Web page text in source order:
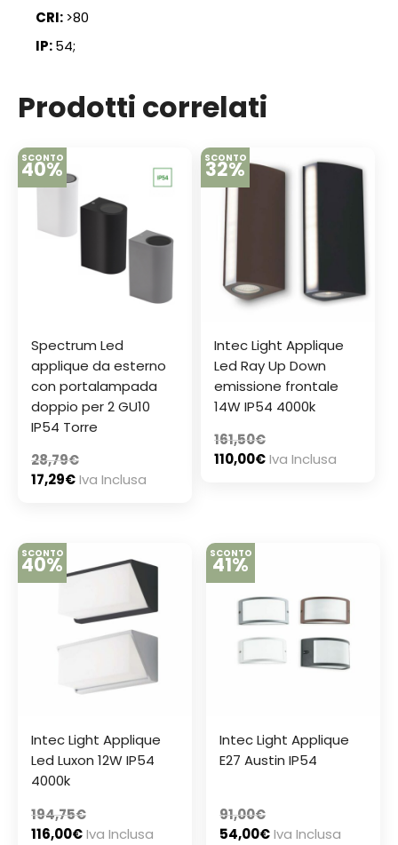
CRI:>80
IP:54;
Prodotti correlati
SCONTO
40%
Spectrum Led
applique da esterno
con portalampada
doppio per 2 GU10
IP54 Torre
28,79€
17,29€Iva Inclusa
SCONTO
32%
Intec Light Applique
Led Ray Up Down
emissione frontale
14W IP54 4000k
161,50€
110,00€Iva Inclusa
SCONTO
40%
Intec Light Applique
Led Luxon 12W IP54
4000k
194,75€
116,00€Iva Inclusa
SCONTO
41%
Intec Light Applique
E27 Austin IP54
91,00€
54,00€Iva Inclusa